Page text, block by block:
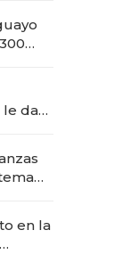
le da
en la